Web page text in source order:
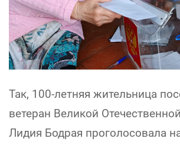
Так, 100-летняя жительница
ветеран Великой
Лидия Бодрая проголосовала